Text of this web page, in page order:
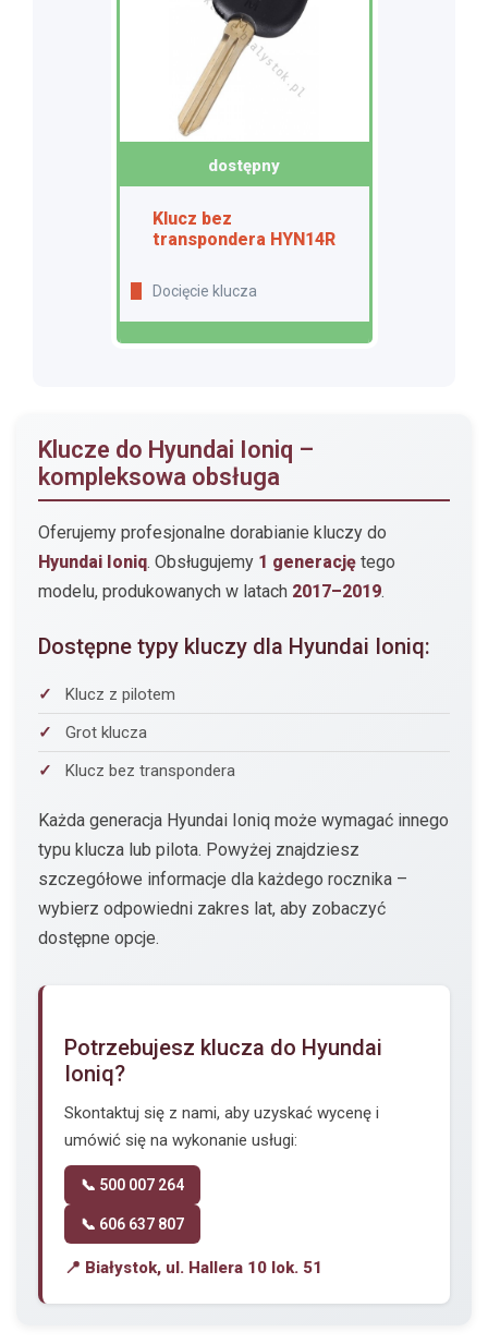
dostępny
Klucz bez
transpondera HYN14R
Docięcie klucza
Klucze do Hyundai Ioniq –
kompleksowa obsługa
Oferujemy profesjonalne dorabianie kluczy do
Hyundai Ioniq. Obsługujemy 1 generację tego
modelu, produkowanych w latach 2017–2019.
Dostępne typy kluczy dla Hyundai Ioniq:
Klucz z pilotem
Grot klucza
Klucz bez transpondera
Każda generacja Hyundai Ioniq może wymagać innego
typu klucza lub pilota. Powyżej znajdziesz
szczegółowe informacje dla każdego rocznika –
wybierz odpowiedni zakres lat, aby zobaczyć
dostępne opcje.
Potrzebujesz klucza do Hyundai
Ioniq?
Skontaktuj się z nami, aby uzyskać wycenę i
umówić się na wykonanie usługi:
📞 500 007 264
📞 606 637 807
📍 Białystok, ul. Hallera 10 lok. 51